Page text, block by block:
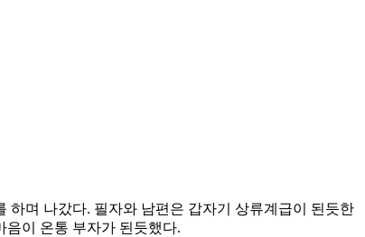
하며 나갔다. 필자와 남편은 갑자기 상류계급이 된듯한
음이 온통 부자가 된듯했다.